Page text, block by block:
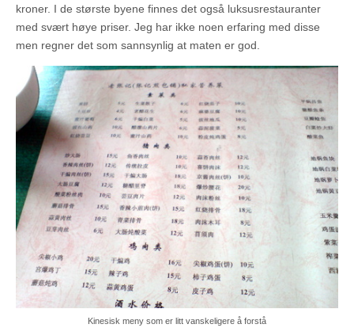
kroner. I de største byene finnes det også luksusrestauranter
med svært høye priser. Jeg har ikke noen erfaring med disse
men regner det som sannsynlig at maten er god.
Kinesisk meny som er litt vanskeligere å forstå